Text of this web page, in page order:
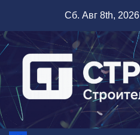
содержимому
Сб. Авг 8th, 2026